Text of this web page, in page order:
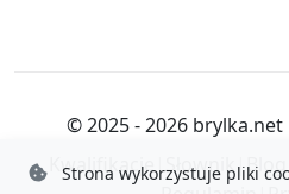
© 2025 - 2026 brylka.net
Kwalifikacje|Słownik|Blog
Strona wykorzystuje pliki